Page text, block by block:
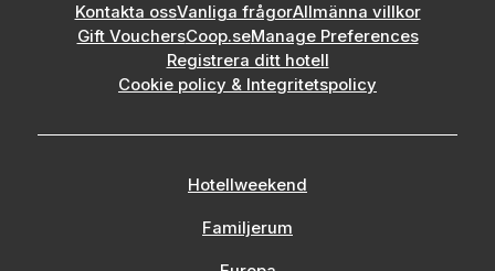
Kontakta ossVanliga frågorAllmänna villkor
Gift VouchersCoop.seManage Preferences
Registrera ditt hotell
Cookie policy & Integritetspolicy
Hotellweekend
Familjerum